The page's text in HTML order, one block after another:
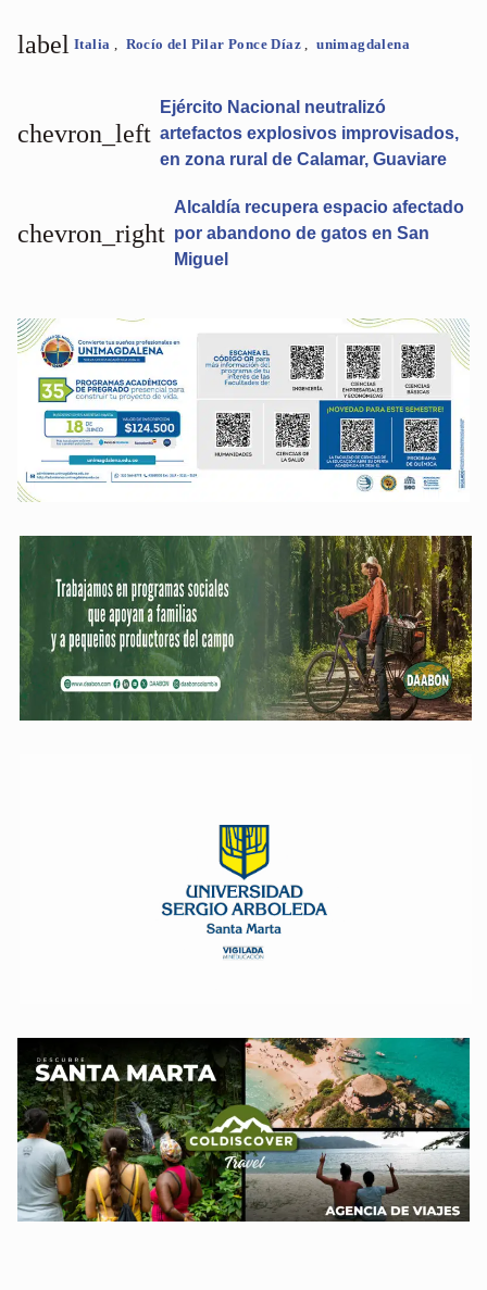
label Italia , Rocío del Pilar Ponce Díaz, unimagdalena
chevron_left
Ejército Nacional neutralizó
artefactos explosivos improvisados,
en zona rural de Calamar, Guaviare
Alcaldía recupera espacio afectado
por abandono de gatos en San
Miguel
chevron_right